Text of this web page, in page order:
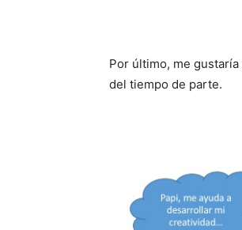
Por último, me
del tiempo de parte.